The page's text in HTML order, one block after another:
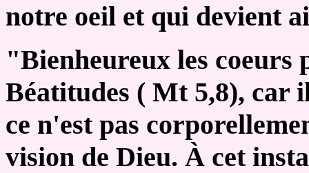
notre oeil et qui devient
"Bienheureux les coeurs
Béatitudes ( Mt 5,8), car
ce n'est pas
vision de Dieu. À cet